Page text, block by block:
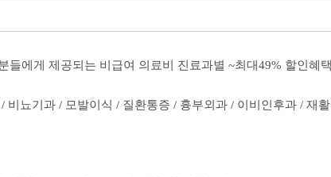
들에게 제공되는 비급여 의료비 진료과별 ~최대49% 할인혜
비뇨기과 / 모발이식 / 질환통증 / 흉부외과 / 이비인후과 / 재